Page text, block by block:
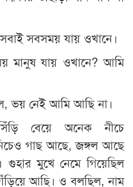
সবসময় যায় ওখানে।
মানুষ যায় ওখানে? আমি
ভয় নেই আমি আছি না।
বেয়ে অনেক নীচে
গাছ আছে, জঙ্গল আছে
মুখে নেমে গিয়েছিল
আছি। ও বলছিল, নাম